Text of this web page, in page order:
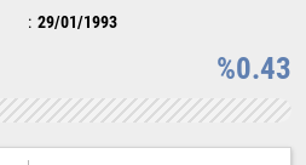
29/01/1993
%0.43